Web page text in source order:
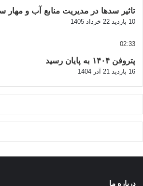
تاثیر سدها در مدیریت منابع آب و مهار
10 بازدید 22 خرداد 1405
02:33
پتروفن ۱۴۰۴ به پایان رسید
16 بازدید 21 آذر 1404
درباره ما